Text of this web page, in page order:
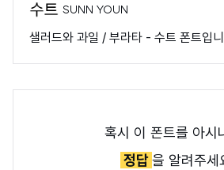
SUNN YOUN
샐러드와 과일 / 부라타 - 수트 폰트입
혹시 이 폰트를 아시
정답을 알려주세